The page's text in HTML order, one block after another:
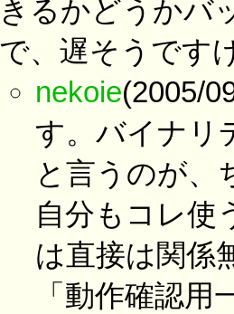
きるかどうかバ
で、遅そうです
nekoie(2005/
す。バイナリ
と言うのが
自分もコレ使
は直接は関係
「動作確認